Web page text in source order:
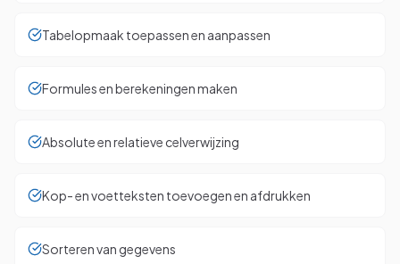
Tabelopmaak toepassen en aanpassen
Formules en berekeningen maken
Absolute en relatieve celverwijzing
Kop- en voetteksten toevoegen en afdrukken
Sorteren van gegevens